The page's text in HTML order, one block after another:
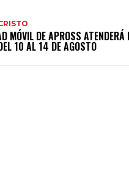
MÓVIL DE APROSS ATENDERÁ
10 AL 14 DE AGOSTO